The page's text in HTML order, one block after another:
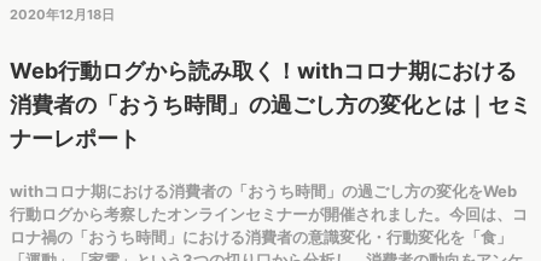
2020年12月18日
Web行動ログから読み取く！withコロナ期における
消費者の「おうち時間」の過ごし方の変化とは｜セミ
ナーレポート
withコロナ期における消費者の「おうち時間」の過ごし方の変化をWeb
行動ログから考察したオンラインセミナーが開催されました。今回は、コ
ロナ禍の「おうち時間」における消費者の意識変化・行動変化を「食」